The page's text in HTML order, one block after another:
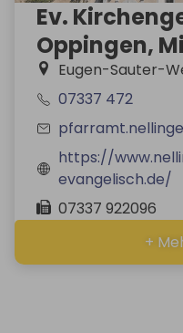
Ev.
Oppingen,
Eugen-Sauter-
07337 472
https://
evangelisch.de/
07337 922096
+